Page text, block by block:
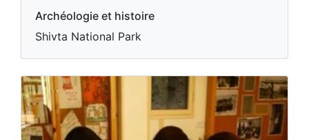
Archéologie et histoire
Shivta National Park